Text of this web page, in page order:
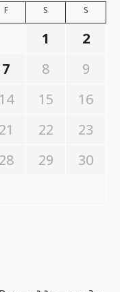
F S S
1
2
7 8
9
14 15
16
21 22
23
28 29
30